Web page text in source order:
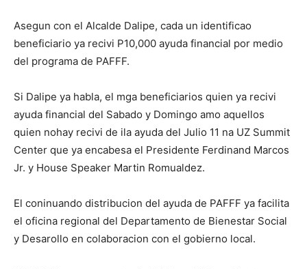
Asegun con el Alcalde Dalipe, cada un identificao
beneficiario ya recivi P10,000 ayuda financial por medio
del programa de PAFFF.
Si Dalipe ya habla, el mga beneficiarios quien ya recivi
ayuda financial del Sabado y Domingo amo aquellos
quien nohay recivi de ila ayuda del Julio 11 na UZ Summit
Center que ya encabesa el Presidente Ferdinand Marcos
Jr. y House Speaker Martin Romualdez.
El coninuando distribucion del ayuda de PAFFF ya facilita
el oficina regional del Departamento de Bienestar Social
y Desarollo en colaboracion con el gobierno local.